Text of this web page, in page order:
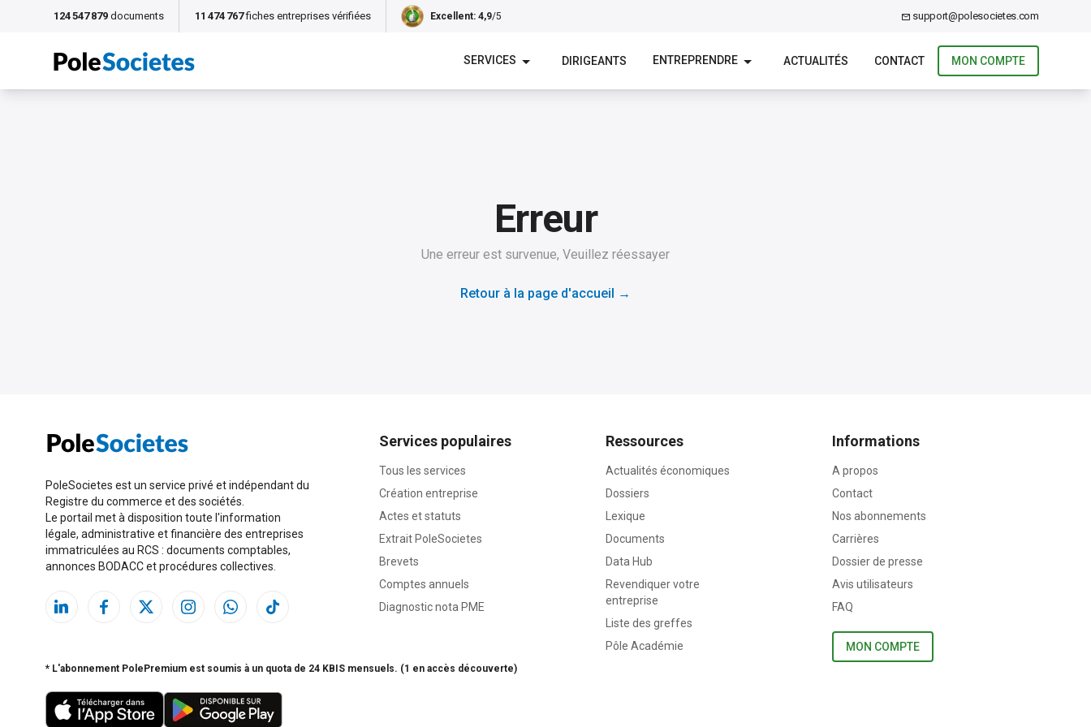
124 547 879 documents 11 474 767 fiches entreprises vérifiées Excellent: 4,9/5 support@polesocietes.com
SERVICES DIRIGEANTS ENTREPRENDRE ACTUALITÉS CONTACT MON COMPTE
Erreur
Une erreur est survenue, Veuillez réessayer
Retour à la page d'accueil →
PoleSocietes est un service privé et indépendant du
Registre du commerce et des sociétés.
Le portail met à disposition toute l'information
légale, administrative et financière des entreprises
immatriculées au RCS : documents comptables,
annonces BODACC et procédures collectives.
Services populaires
Tous les services
Création entreprise
Actes et statuts
Extrait PoleSocietes
Brevets
Comptes annuels
Diagnostic nota PME
Ressources
Actualités économiques
Dossiers
Lexique
Documents
Data Hub
Revendiquer votre
entreprise
Liste des greffes
Pôle Académie
Informations
A propos
Contact
Nos abonnements
Carrières
Dossier de presse
Avis utilisateurs
FAQ
MON COMPTE
* L'abonnement PolePremium est soumis à un quota de 24 KBIS mensuels. (1 en accès découverte)